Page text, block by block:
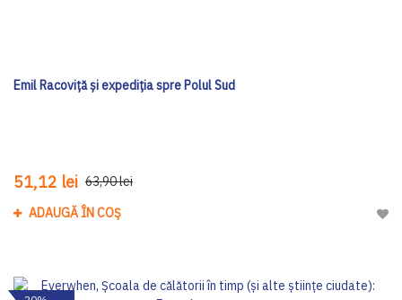
Emil Racoviță și expediția spre Polul Sud
51,12 lei 63,90 lei
ADAUGĂ ÎN COȘ